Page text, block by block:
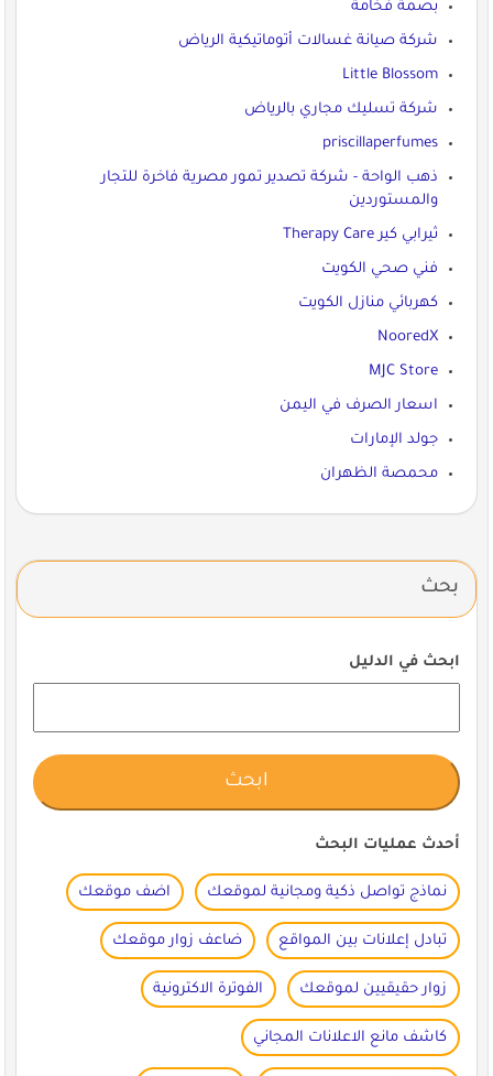
بصمة فخامة
شركة صيانة غسالات أتوماتيكية الرياض
Little Blossom
شركة تسليك مجاري بالرياض
priscillaperfumes
ذهب الواحة - شركة تصدير تمور مصرية فاخرة للتجار
والمستوردين
ثيرابي كير Therapy Care
فني صحي الكويت
كهربائي منازل الكويت
NooredX
MJC Store
اسعار الصرف في اليمن
جولد الإمارات
محمصة الظهران
بحث
ابحث في الدليل
أحدث عمليات البحث
نماذج تواصل ذكية ومجانية لموقعك اضف موقعك
تبادل إعلانات بين المواقع ضاعف زوار موقعك
زوار حقيقيين لموقعك الفوترة الاكترونية
كاشف مانع الاعلانات المجاني